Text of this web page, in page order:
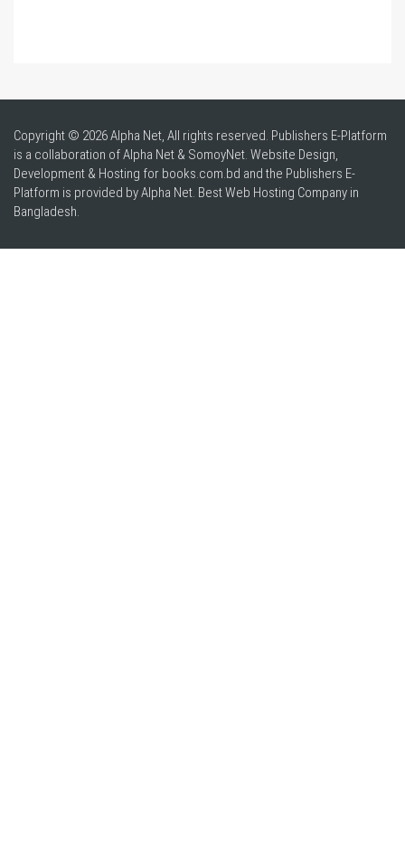
Copyright © 2026 Alpha Net, All rights reserved. Publishers E-Platform
is a collaboration of Alpha Net & SomoyNet. Website Design,
Development & Hosting for books.com.bd and the Publishers E-
Platform is provided by Alpha Net. BestWeb Hosting Company in
Bangladesh.